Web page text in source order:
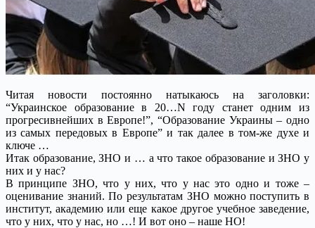
Читая новости постоянно натыкаюсь на заголовки:
“Украинское образование в 20…N году станет одним из
прогресивнейших в Европе!”, “Образование Украины – одно
из самых передовых в Европе” и так далее в том-же духе и
ключе …
Итак образование, ЗНО и … а что такое образование и ЗНО у
них и у нас?
В принципе ЗНО, что у них, что у нас это одно и тоже –
оценивание знаний. По результатам ЗНО можно поступить в
институт, академию или еще какое другое учебное заведение,
что у них, что у нас, но …! И вот оно – наше НО!